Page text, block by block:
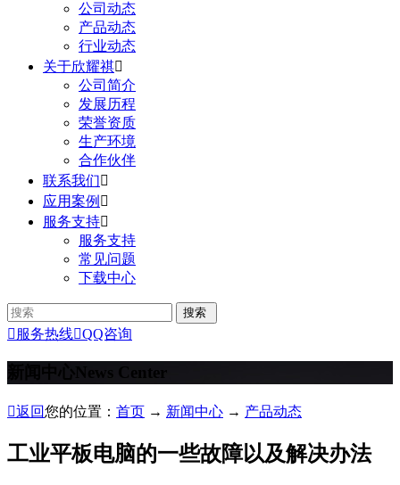
公司动态
产品动态
行业动态
关于欣耀祺
公司简介
发展历程
荣誉资质
生产环境
合作伙伴
联系我们
应用案例 
服务支持
服务支持
常见问题
下载中心
 服务热线QQ咨询
News Center
返回您的位置： 首页 → 新闻中心 → 产品动态
工业平板电脑的一些故障以及解决办法